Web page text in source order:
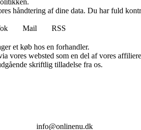
håndtering af dine data. Du har fuld
Mail
RSS
et køb hos en forhandler.
websted som en del af vores
skriftlig tilladelse fra os.
info@onlinenu.dk